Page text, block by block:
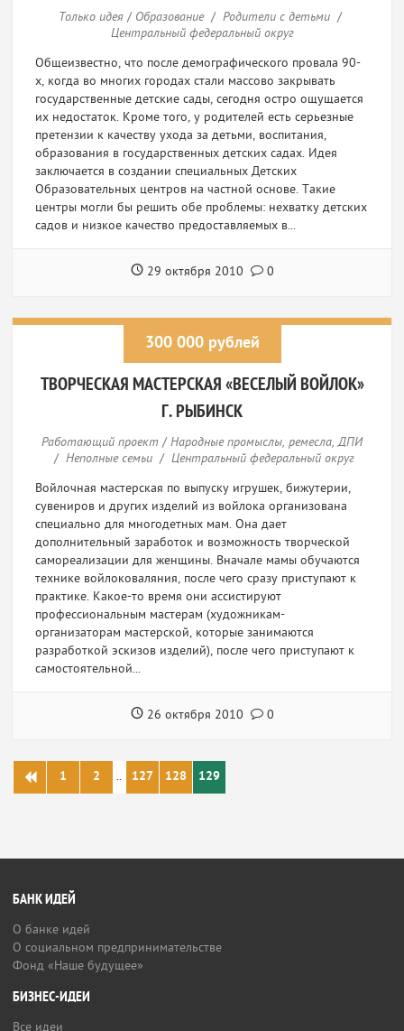
Только идея/ Образование/ Родители с детьми /
Центральный федеральный округ
Общеизвестно, что после демографического провала 90-
х, когда во многих городах стали массово закрывать
государственные детские сады, сегодня остро ощущается
их недостаток. Кроме того, у родителей есть серьезные
претензии к качеству ухода за детьми, воспитания,
образования в государственных детских садах. Идея
заключается в создании специальных Детских
Образовательных центров на частной основе. Такие
центры могли бы решить обе проблемы: нехватку детских
садов и низкое качество предоставляемых в...
29 октября 2010 0
300 000 рублей
ТВОРЧЕСКАЯ МАСТЕРСКАЯ «ВЕСЕЛЫЙ ВОЙЛОК»
Г. РЫБИНСК
Работающий проект /Народные промыслы, ремесла, ДПИ
/ Неполные семьи/ Центральный федеральный округ
Войлочная мастерская по выпуску игрушек, бижутерии,
сувениров и других изделий из войлока организована
специально для многодетных мам. Она дает
дополнительный заработок и возможность творческой
самореализации для женщины. Вначале мамы обучаются
технике войлоковаляния, после чего сразу приступают к
практике. Какое-то время они ассистируют
профессиональным мастерам (художникам-
организаторам мастерской, которые занимаются
разработкой эскизов изделий), после чего приступают к
самостоятельной...
26 октября 2010 0
1 2 .. 127 128 129
БАНК ИДЕЙ
О банке идей
О социальном предпринимательстве
Фонд «Наше будущее»
БИЗНЕС-ИДЕИ